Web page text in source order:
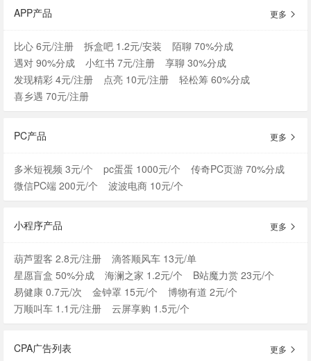
APP产品 更多
比心 6元/注册 拆盒吧 1.2元/安装
陌聊 70%分成
遇对 90%分成
小红书 7元/注册
享聊 30%分成
发现精彩 4元/注册
点亮 10元/注册
轻松筹 60%分成
喜乡遇 70元/注册
PC产品 更多
多米短视频 3元/个 pc蛋蛋 1000元/个
传奇PC页游 70%分成
微信PC端 200元/个
波波电商 10元/个
小程序产品 更多
葫芦盟客 2.8元/注册
滴答顺风车 13元/单
星愿盲盒 50%分成
海澜之家 1.2元/个
B站魔力赏 23元/个
易健康 0.7元/次
金钟罩 15元/个
博物有道 2元/个
万顺叫车 1.1元/注册
云屏享购 1.5元/个
CPA广告列表 更多